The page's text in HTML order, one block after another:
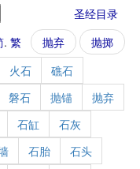
圣经目录
. 繁 抛弃
抛掷
火石
礁石
磐石 抛锚
抛弃
石缸
石灰
石胎
石头